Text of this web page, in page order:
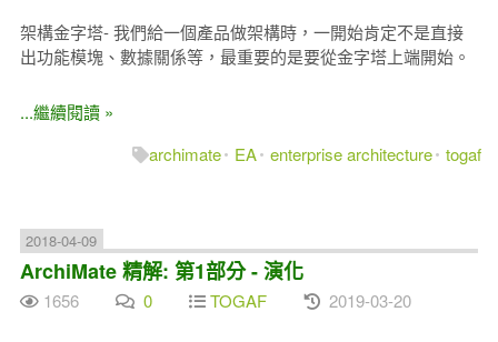
架構金字塔- 我們給一個產品做架構時，一開始肯定不是直接
出功能模塊、數據關係等，最重要的是要從金字塔上端開始。
...繼續閱讀 »
archimate
EA enterprise architecture togaf
2018-04-09
ArchiMate 精解: 第1部分 - 演化
1656 0 TOGAF 2019-03-20